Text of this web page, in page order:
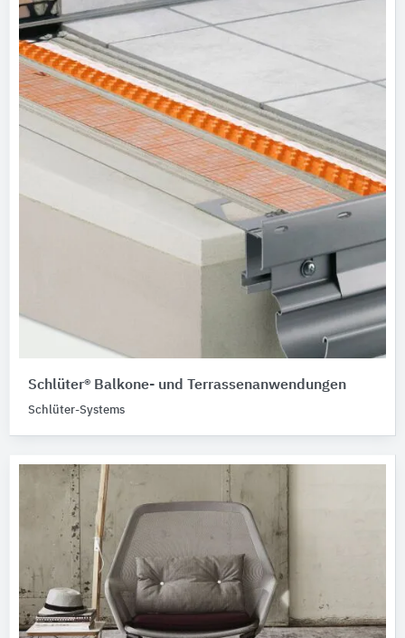
Schlüter® Balkone- und Terrassenanwendungen
Schlüter-Systems